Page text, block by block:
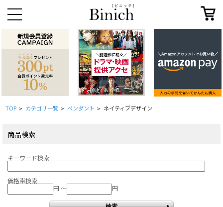
TOP > カテゴリ一覧 > ペンダント > ネイティブデザイン
商品検索
キーワード検索
価格帯検索
円 ～
円